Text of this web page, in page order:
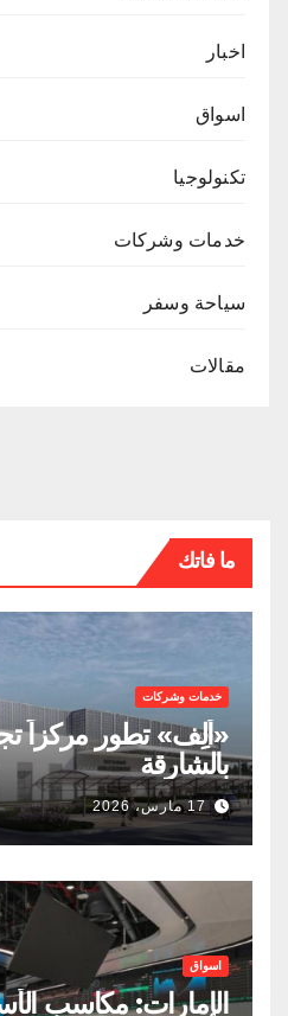
اخبار
اسواق
تكنولوجيا
خدمات وشركات
سياحة وسفر
مقالات
ما فاتك
خدمات وشركات
«ألِف» تطور مركزاً
بالشارقة
17 مارس، 2026
اسواق
الإمارات: مكاسب